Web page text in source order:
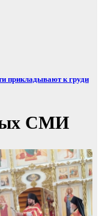
прикладывают к груди